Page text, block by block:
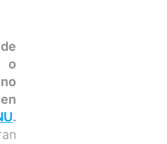
o
.